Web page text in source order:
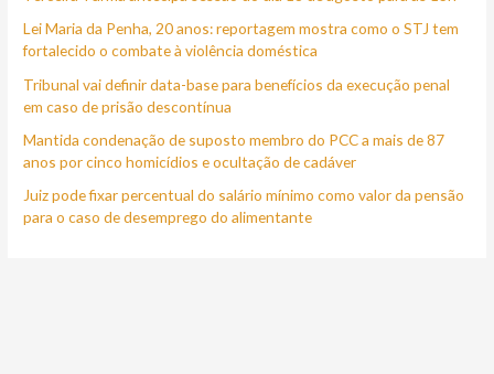
a
r
p
o
r
Lei Maria da Penha, 20 anos: reportagem mostra como o STJ tem
fortalecido o combate à violência doméstica
Tribunal vai definir data-base para benefícios da execução penal
em caso de prisão descontínua
Mantida condenação de suposto membro do PCC a mais de 87
anos por cinco homicídios e ocultação de cadáver
Juiz pode fixar percentual do salário mínimo como valor da pensão
para o caso de desemprego do alimentante